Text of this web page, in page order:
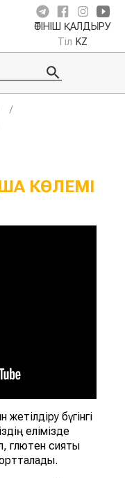
ӨТІНІШ ҚАЛДЫРУ
Тіл KZ
КӨЛЕМІ
бүгінгі
елімізде
глютен сияқты